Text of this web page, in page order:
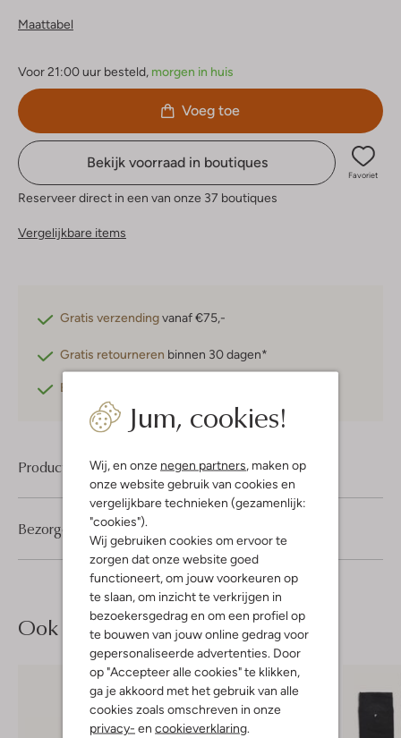
Jum, cookies!
Wij, en onze negen partners, maken op
onze website gebruik van cookies en
vergelijkbare technieken (gezamenlijk:
"cookies").
Wij gebruiken cookies om ervoor te
zorgen dat onze website goed
functioneert, om jouw voorkeuren op
te slaan, om inzicht te verkrijgen in
bezoekersgedrag en om een profiel op
te bouwen van jouw online gedrag voor
gepersonaliseerde advertenties. Door
op "Accepteer alle cookies" te klikken,
ga je akkoord met het gebruik van alle
cookies zoals omschreven in onze
privacy- en cookieverklaring.
Maattabel
Voor 21:00 uur besteld, morgen in huis
Voeg toe
Bekijk voorraad in boutiques
Favoriet
Reserveer direct in een van onze 37 boutiques
Vergelijkbare items
Gratis verzendingvanaf €75,-
Gratis retourneren binnen 30 dagen*
Betaal achteraf
Product informatie
Bezorgen & retourneren
Ook iets voor jou?